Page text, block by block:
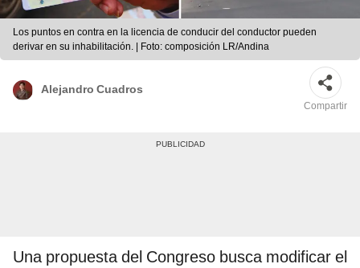
Los puntos en contra en la licencia de conducir del conductor pueden
derivar en su inhabilitación. | Foto: composición LR/Andina
Alejandro Cuadros
Compartir
Una propuesta del Congreso busca modificar el